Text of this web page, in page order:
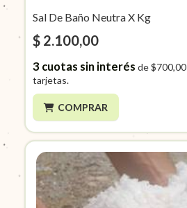
Sal De Baño Neutra X Kg
$ 2.100,00
3cuotas sin interés de$700,00
tarjetas.
COMPRAR